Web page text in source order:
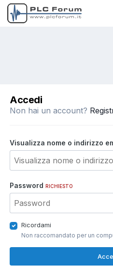
Accedi
Non hai un account?
Visualizza nome o indirizzo
Password RICHIESTO
Ricordami
Non raccomandato per un